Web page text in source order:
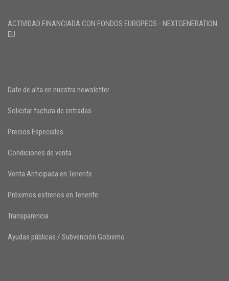
ACTIVIDAD FINANCIADA CON FONDOS EUROPEOS - NEXTGENERATION
EU
Date de alta en nuestra newsletter
Solicitar factura de entradas
Precios Especiales
Condiciones de venta
Venta Anticipada en Tenerife
Próximos estrenos en Tenerife
Transparencia
Ayudas públicas / Subvención Gobierno